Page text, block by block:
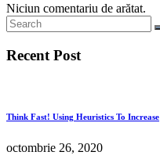
Niciun comentariu de arătat.
Recent Post
Think Fast! Using Heuristics To Increase
octombrie 26, 2020